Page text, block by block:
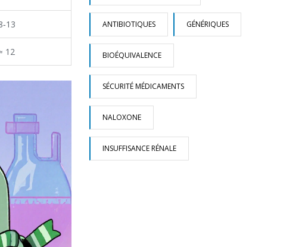
12
ANTIBIOTIQUES GÉNÉRIQUES
BIOÉQUIVALENCE
SÉCURITÉ MÉDICAMENTS
NALOXONE
INSUFFISANCE RÉNALE